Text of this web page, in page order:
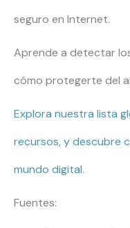
seguro en Internet.
Aprende a detectar
cómo protegerte del
Explora nuestra lista
recursos, y descubre
mundo digital.
Fuentes: